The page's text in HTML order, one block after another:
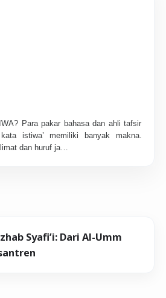
Para pakar bahasa dan ahli tafsir
istiwa’ memiliki banyak makna.
dan huruf ja…
Syafi’i: Dari Al-Umm